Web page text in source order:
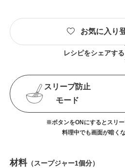
お気に入り
レシピをシェアする
スリープ防止
モード
※ボタンをONにするとスリー
料理中でも画面が暗く
材料（スープジャー1個分）